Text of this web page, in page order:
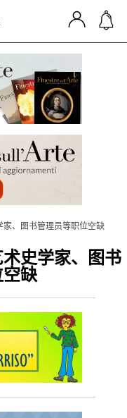
、图书管理员等职位空缺
史学家、图书
缺